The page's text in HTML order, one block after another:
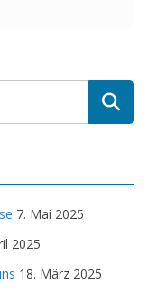
7. Mai 2025
2025
18. März 2025